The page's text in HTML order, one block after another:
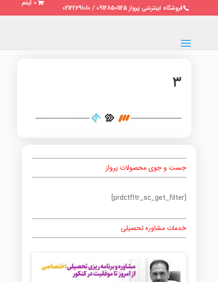
فروشگاه اینترنتی پرواز 09128501125 / 02122691010
0 آیتم
۳
جست و جوی محصولات پرواز
[prdctfltr_sc_get_filter]
خدمات مشاوره تحصیلی